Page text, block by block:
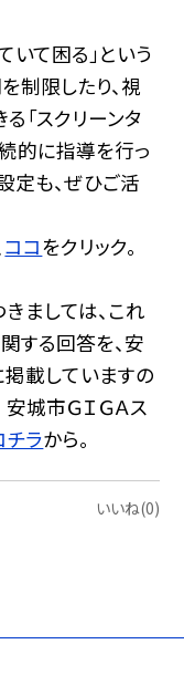
て困る」という
制限したり、視
「スクリーンタ
的に指導を行っ
定も、ぜひご活
ココをクリック。
ましては、これ
する回答を、安
載していますの
城市ＧＩＧＡス
チラから。
いいね(0)